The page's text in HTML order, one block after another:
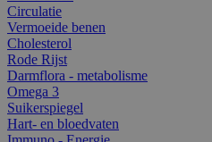
Circulatie
Vermoeide benen
Cholesterol
Rode Rijst
Darmflora - metabolisme
Omega 3
Suikerspiegel
Hart- en bloedvaten